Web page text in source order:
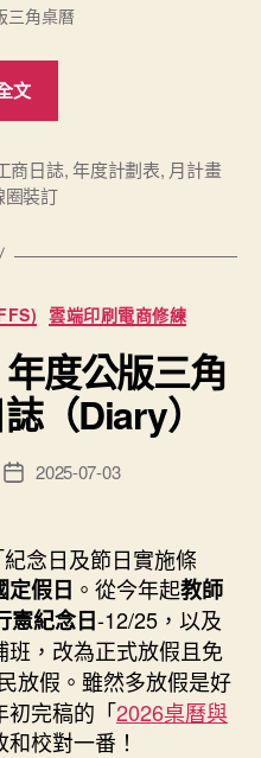
三角桌曆
文
2027
的
公
版
三
角
桌
曆
商
日
誌
（Diary）”
商日誌,年度計劃表, 月計畫
圈裝訂
雲端印刷電商修練
度公版三角
（Diary）
文
佈
日
期
2025-07-03
念日及節日實施條
定假日 。從今年起教師
憲紀念日-12/25，以及
班，改為正式放假且免
放假。雖然多放假是好
初完稿的「2026桌曆與
校對一番！